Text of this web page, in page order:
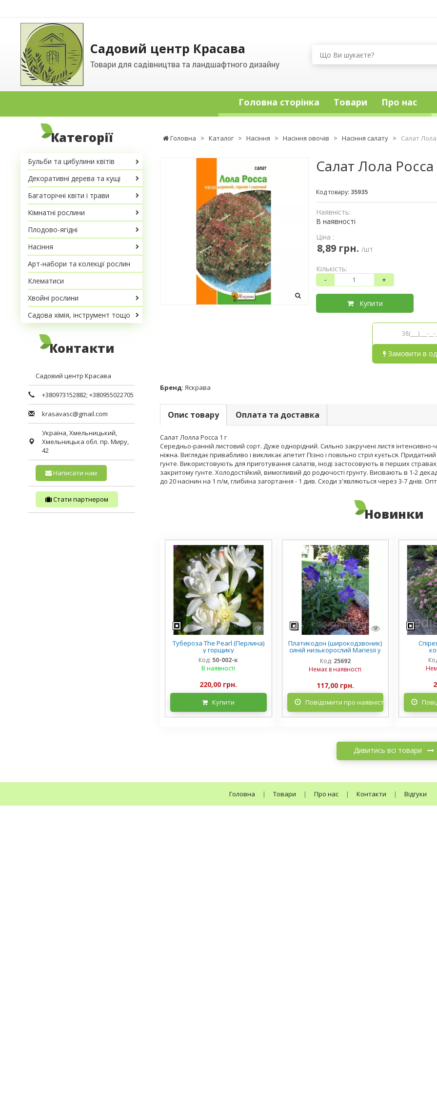
Садовий центр Красава
Товари для садівництва та ландшафтного дизайну
Головна сторінка Товари Про нас
Головна > Каталог > Насіння > Насіння овочів > Насіння салату > Салат Лола
Салат Лола Росса
Код товару: 35935
Наявність:
В наявності
Ціна :
8,89 грн. /шт
Кількість:
- +
Купити
Замовити в
Бренд: Яскрава
Опис товару Оплата та доставка
Салат Лолла Росса 1 г
Середньо-ранній листовий сорт. Дуже однорідний. Сильно закручені листя
ніжна. Виглядає привабливо і викликає апетит Пізно і повільно стріл кується.
гунте. Використовують для приготування салатів, іноді застосовують в перших
закритому гунте. Холодостійкий, вимогливий до родючості грунту. Висівають в 1-2
до 20 насінин на 1 п/м, глибина загортання - 1 див. Сходи з'являються через 3-7 днів.
Новинки
Тубероза The Pearl (Перлина)
у горщику
Код: 50-002-к
В наявності
220,00 грн.
Купити
Платикодон (широкодзвоник)
синій низькорослий Mariesii у
горщику
Код: 25692
Немає в наявності
117,00 грн.
Повідомити про наявність
Дивитись всі товари
Категорії
Бульби та цибулини квітів
Декоративні дерева та кущі
Багаторічні квіти і трави
Кімнатні рослини
Плодово-ягідні
Насіння
Арт-набори та колекції рослин
Клематиси
Хвойні рослини
Садова хімія, інструмент тощо
Контакти
Садовий центр Красава
+380973152882; +380955022705
krasavasc@gmail.com
Україна,Хмельницький,
Хмельницька обл. пр. Миру,
42
Написати нам
Стати партнером
Головна | Товари | Про нас | Контакти | Відгуки